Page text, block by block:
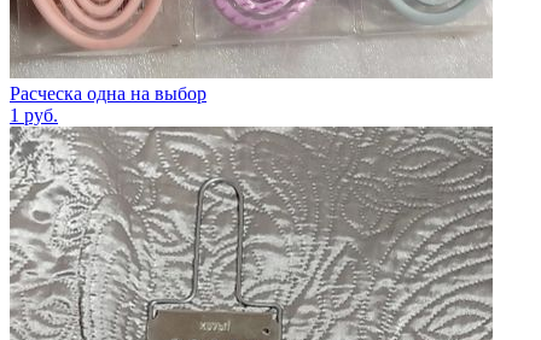
Расческа одна на выбор
1 руб.